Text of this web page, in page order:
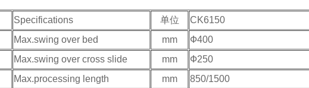
Specifications 单位
CK6150
Max.swing over bed mm
Ф400
Max.swing over cross slide mm
Ф250
Max.processing length mm
850/1500